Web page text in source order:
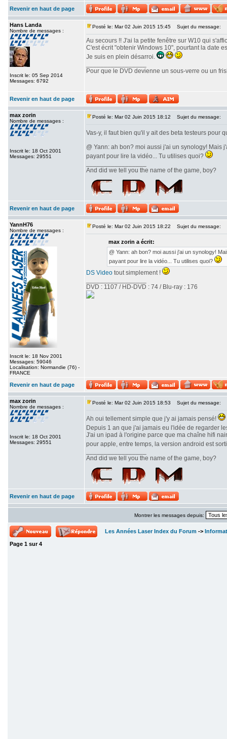
Revenir en haut de page
Hans Landa
Nombre de messages :
Inscrit le: 05 Sep 2014
Messages: 6792
Posté le: Mar 02 Juin 2015 15:45 Sujet du message:
Au secours !! J'ai la petite fenêtre sur W10 qui
C'est écrit "obtenir Windows 10", pourtant la date
Je suis en plein désarroi.
Pour que le DVD devienne un sous-verre ou un
Revenir en haut de page
max zorin
Nombre de messages :
Inscrit le: 18 Oct 2001
Messages: 29551
Posté le: Mar 02 Juin 2015 18:12 Sujet du message:
Vas-y, il faut bien qu'il y ait des beta testeurs pour
@ Yann: ah bon? moi aussi j'ai un synology!
payant pour lire la vidéo... Tu utilises quoi?
And did we tell you the name of the game, boy?
Revenir en haut de page
YannH76
Nombre de messages :
Inscrit le: 18 Nov 2001
Messages: 59046
Localisation: Normandie (76) -
FRANCE
Posté le: Mar 02 Juin 2015 18:22 Sujet du message:
max zorin a écrit:
@ Yann: ah bon? moi aussi j'ai un synology!
payant pour lire la vidéo... Tu utilises quoi?
DS Video tout simplement !
DVD : 1107 / HD-DVD : 74 / Blu-ray : 176
Revenir en haut de page
max zorin
Nombre de messages :
Inscrit le: 18 Oct 2001
Messages: 29551
Posté le: Mar 02 Juin 2015 18:53 Sujet du message:
Ah oui tellement simple que j'y ai jamais pensé!
Depuis 1 an que j'ai jamais eu l'idée de regarder
J'ai un ipad à l'origine parce que ma chaîne hifi
pour apple, entre temps, la version android est
And did we tell you the name of the game, boy?
Revenir en haut de page
Montrer les messages depuis:
Les Années Laser Index du Forum ->
Page 1 sur4